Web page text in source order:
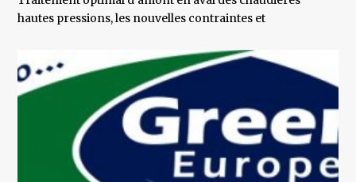
hautes pressions, les nouvelles contraintes et